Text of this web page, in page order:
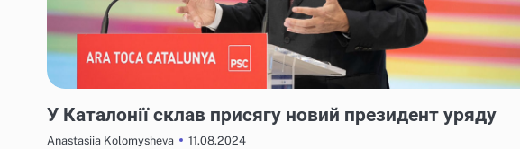
У Каталонії склав присягу новий президент уряду
Anastasiia Kolomysheva 11.08.2024